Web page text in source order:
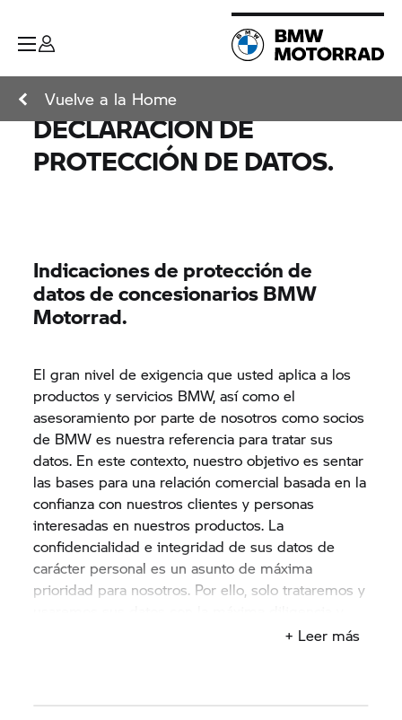
Vuelve a la Home
DECLARACIÓN DE
PROTECCIÓN DE DATOS.
Indicaciones de protección de
datos de concesionarios BMW
Motorrad.
El gran nivel de exigencia que usted aplica a los
productos y servicios BMW, así como el
asesoramiento por parte de nosotros como socios
de BMW es nuestra referencia para tratar sus
datos. En este contexto, nuestro objetivo es sentar
las bases para una relación comercial basada en la
confianza con nuestros clientes y personas
interesadas en nuestros productos. La
confidencialidad e integridad de sus datos de
carácter personal es un asunto de máxima
prioridad para nosotros. Por ello, solo trataremos y
para su propósito o de acuerdo con su+ Leer más